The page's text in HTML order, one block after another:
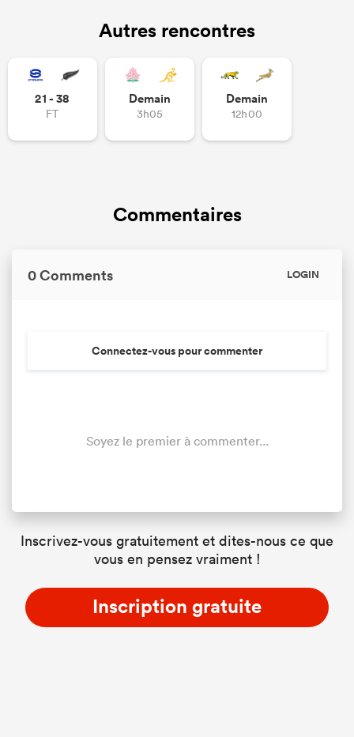
Autres rencontres
21 - 38
FT
Demain
3h05
Demain
12h00
Commentaires
0 Comments LOGIN
Connectez-vous pour commenter
Soyez le premier à commenter...
Inscrivez-vous gratuitement et dites-nous ce que
vous en pensez vraiment !
Inscription gratuite